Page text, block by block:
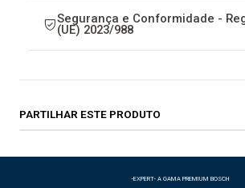
Segurança e Conformidade -
(UE) 2023/988
PARTILHAR ESTE PRODUTO
-EXPERT- A GAMA PREMIUM BOSCH